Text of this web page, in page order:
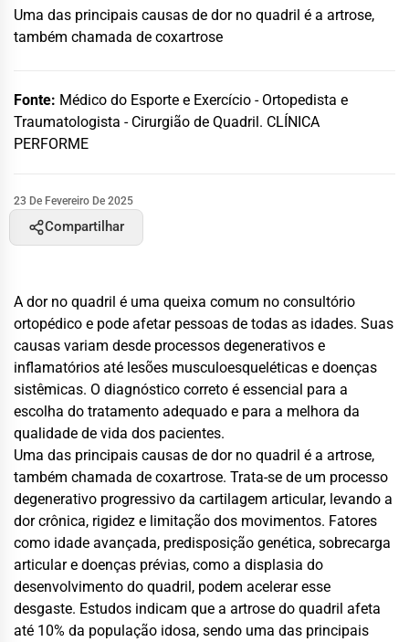
Uma das principais causas de dor no quadril é a artrose,
também chamada de coxartrose
Fonte: Médico do Esporte e Exercício - Ortopedista e
Traumatologista - Cirurgião de Quadril. CLÍNICA
PERFORME
23 De Fevereiro De 2025
Compartilhar
A dor no quadril é uma queixa comum no consultório
ortopédico e pode afetar pessoas de todas as idades. Suas
causas variam desde processos degenerativos e
inflamatórios até lesões musculoesqueléticas e doenças
sistêmicas. O diagnóstico correto é essencial para a
escolha do tratamento adequado e para a melhora da
qualidade de vida dos pacientes.
Uma das principais causas de dor no quadril é a artrose,
também chamada de coxartrose. Trata-se de um processo
degenerativo progressivo da cartilagem articular, levando a
dor crônica, rigidez e limitação dos movimentos. Fatores
como idade avançada, predisposição genética, sobrecarga
articular e doenças prévias, como a displasia do
desenvolvimento do quadril, podem acelerar esse
desgaste. Estudos indicam que a artrose do quadril afeta
até 10% da população idosa, sendo uma das principais